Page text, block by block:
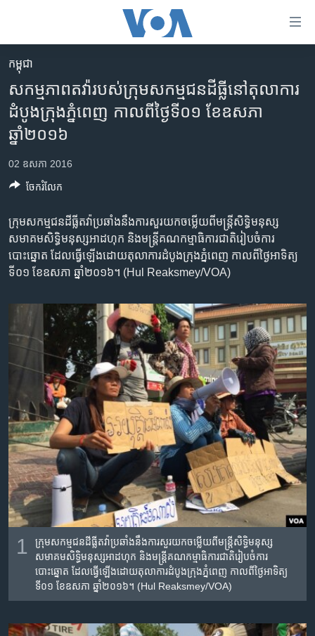
គេហទំព័រ​
ទាក់ទង
រំលង​
និង​
ចូល​
ទៅ​​
ទំព័រ​
ព័ត៌មាន​​
រំលង​
ចូល​
សម្ព័ន្ធ​
និង​
កាន់​
ទំព័រ​
ស្វែង​
រក
កម្ពុជា
អន្តរជាតិ
អាមេរិក
ព្រឹត្តិការណ៍ព័ត៌មាន
ទូរទស្សន៍ / វីដេអូ​
វិទ្យុ / ផតខាសថ៍
កម្មវិធីទាំងអស់
Khmer English
បណ្តាញ​សង្គម
ភាសា
កម្ពុជា
សកម្មភាព​តវ៉ា​របស់​កុ្រមសកម្មជនដីធ្លី​នៅ​តុលាការ​
ដំបូង​ក្រុង​ភ្នំពេញ​ កាល​ពី​ថ្ងៃ​ទី០១ ខែ​ឧសភា
ឆ្នាំ២០១៦
02 ឧសភា 2016
កុ្រម​សកម្មជន​ដីធ្លី​តវ៉ា​ប្រឆាំង​នឹង​ការ​សួរ​យក​ចម្លើយ​ពី​មន្ត្រី​សិទ្ធិ​មនុស្ស​
សមាគម​សិទ្ធិ​មនុស្ស​អាដហុក​ និង​មន្ត្រី​គណកម្មា​ធិការ​ជាតិ​រៀប​ចំការ
បោះឆ្នោត​ ដែល​ធ្វើ​ឡើង​ដោយ​តុលាការ​ដំបូងក្រុង​ភ្នំពេញ​ កាល​ពី​ថ្ងៃ​អាទិត្យ​
ទី០១ ខែ​ឧសភា ឆ្នាំ​២០១៦។ (Hul Reaksmey/VOA)
1
កុ្រមសកម្មជនដីធ្លីតវ៉ាប្រឆាំងនឹងការសួរយកចម្លើយពីមន្ត្រីសិទ្ធិមនុស្ស
សមាគមសិទ្ធិមនុស្សអាដហុក និងមន្ត្រីគណកម្មាធិការជាតិរៀបចំការ
បោះឆ្នោត ដែលធ្វើឡើងដោយតុលាការដំបូងក្រុងភ្នំពេញ កាលពីថ្ងៃអាទិត្យ
ទី០១ ខែឧសភា ឆ្នាំ២០១៦។ (Hul Reaksmey/VOA)
ចែករំលែក